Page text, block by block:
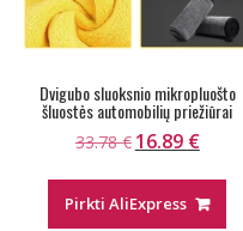
Dvigubo sluoksnio mikropluošto
šluostės automobilių priežiūrai
33.78€ Original
33.78 €.
16.89 €Current
16.89 €.
Pirkti AliExpress